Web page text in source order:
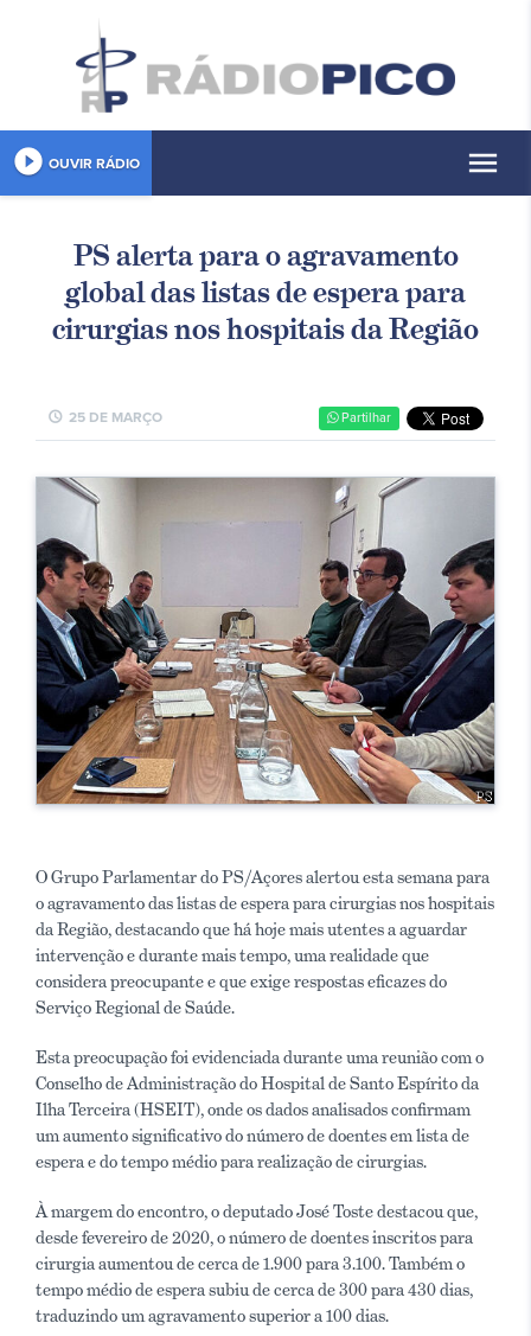
play_circle_filled OUVIR RÁDIO menu
PS alerta para o agravamento
global das listas de espera para
cirurgias nos hospitais da Região
schedule 25 DE MARÇO Partilhar
O Grupo Parlamentar do PS/Açores alertou esta semana para
o agravamento das listas de espera para cirurgias nos hospitais
da Região, destacando que há hoje mais utentes a aguardar
intervenção e durante mais tempo, uma realidade que
considera preocupante e que exige respostas eficazes do
Serviço Regional de Saúde.
Esta preocupação foi evidenciada durante uma reunião com o
Conselho de Administração do Hospital de Santo Espírito da
Ilha Terceira (HSEIT), onde os dados analisados confirmam
um aumento significativo do número de doentes em lista de
espera e do tempo médio para realização de cirurgias.
À margem do encontro, o deputado José Toste destacou que,
desde fevereiro de 2020, o número de doentes inscritos para
cirurgia aumentou de cerca de 1.900 para 3.100. Também o
tempo médio de espera subiu de cerca de 300 para 430 dias,
traduzindo um agravamento superior a 100 dias.